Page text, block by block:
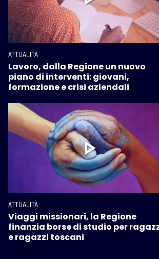
ATTUALITÀ
Lavoro, dalla Regione un nuovo
piano di interventi: giovani,
formazione e crisi aziendali
ATTUALITÀ
Viaggi missionari, la Regione
finanzia borse di studio per
e ragazzi toscani